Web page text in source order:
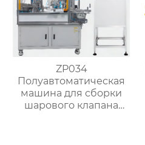
ZP034
Полуавтоматическая
машина для сборки
шарового клапана